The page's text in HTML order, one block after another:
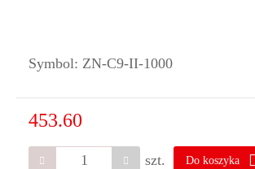
Symbol: ZN-C9-II-1000
453.60
szt. Do koszyka